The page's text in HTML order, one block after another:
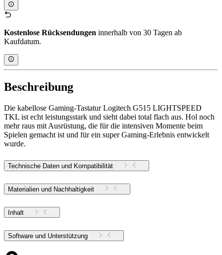
Kostenlose Rücksendungen innerhalb von 30 Tagen ab
Kaufdatum.
Beschreibung
Die kabellose Gaming-Tastatur Logitech G515 LIGHTSPEED
TKL ist echt leistungsstark und sieht dabei total flach aus. Hol noch
mehr raus mit Ausrüstung, die für die intensiven Momente beim
Spielen gemacht ist und für ein super Gaming-Erlebnis entwickelt
wurde.
Technische Daten und Kompatibilität
Materialien und Nachhaltigkeit
Inhalt
Software und Unterstützung